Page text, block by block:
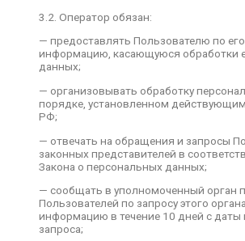
3.2. Оператор обязан:
— предоставлять Пользователю по
информацию, касающуюся обработки
данных;
— организовывать обработку
порядке, установленном
РФ;
— отвечать на обращения и запросы
законных представителей в
Закона о персональных данных;
— сообщать в уполномоченный орган
Пользователей по запросу этого
информацию в течение 10 дней с даты
запроса;
нормативными правовыми актами, если
предусмотрено Законом о
данных или другими федеральными
3.2. Оператор обязан:
— предоставлять Пользователю по
информацию, касающуюся обработки
персональных данных;
— организовывать обработку
данных в порядке, установленном
действующим законодательством РФ;
— отвечать на обращения и запросы
Пользователей и их законных
соответствии с требованиями Закона о
персональных данных;